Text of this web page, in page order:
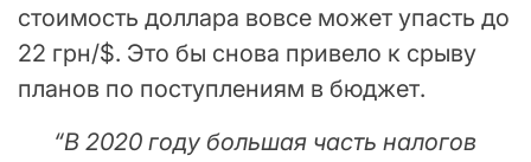
стоимость доллара вовсе может упасть до
22 грн/$. Это бы снова привело к срыву
планов по поступлениям в бюджет.
“В 2020 году большая часть налогов